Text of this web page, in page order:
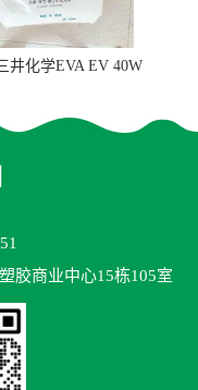
井化学EVA EV 40W
胶商业中心15栋105室